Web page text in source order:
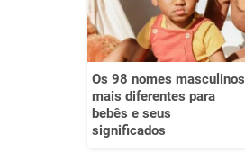
Os 98 nomes masculinos
mais diferentes para
bebês e seus
significados